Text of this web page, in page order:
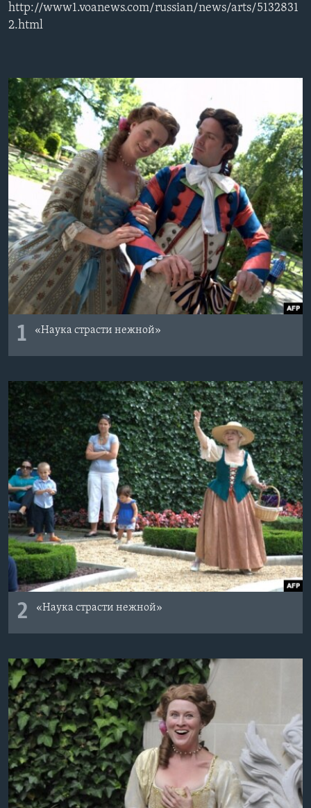
http://www1.voanews.com/russian/news/arts/5132831
2.html
1 «Наука страсти нежной»
2 «Наука страсти нежной»